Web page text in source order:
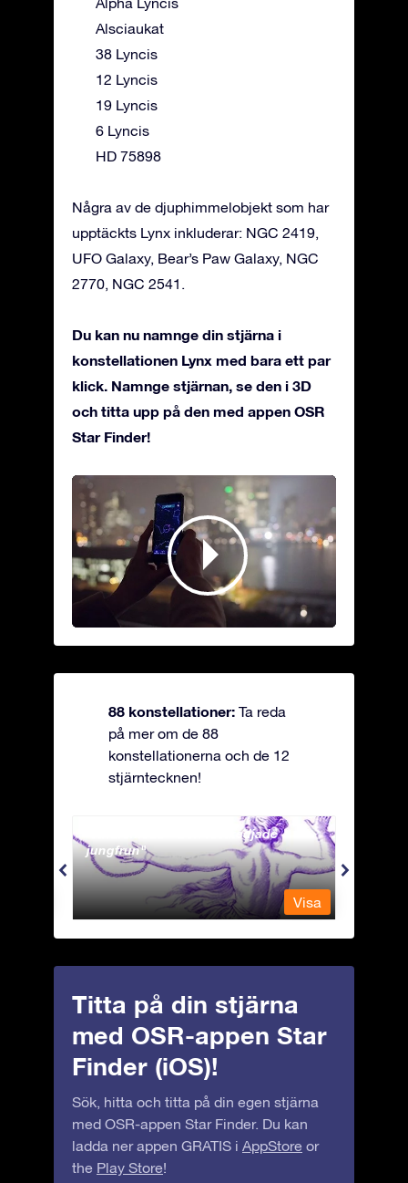
Alsciaukat
38 Lyncis
12 Lyncis
19 Lyncis
6 Lyncis
HD 75898
Några av de djuphimmelobjekt som har
upptäckts Lynx inkluderar: NGC 2419,
UFO Galaxy, Bear’s Paw Galaxy, NGC
2770, NGC 2541.
Du kan nu namnge din stjärna i
konstellationen Lynx med bara ett par
klick. Namnge stjärnan, se den i 3D
och titta upp på den med appen OSR
Star Finder!
88 konstellationer: Ta reda
på mer om de 88
konstellationerna och de 12
stjärntecknen!
Andromeda - Den fastkedjade
jungfrun
Visa
Titta på din stjärna
med OSR-appen Star
Finder (iOS)!
Sök, hitta och titta på din egen stjärna
med OSR-appen Star Finder. Du kan
ladda ner appen GRATIS i AppStore or
the Play Store!